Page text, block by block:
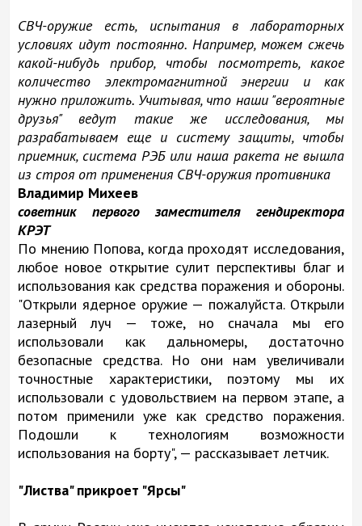
СВЧ-оружие есть, испытания в лабораторных
условиях идут постоянно. Например, можем сжечь
какой-нибудь прибор, чтобы посмотреть, какое
количество электромагнитной энергии и как
нужно приложить. Учитывая, что наши "вероятные
друзья" ведут такие же исследования, мы
разрабатываем еще и систему защиты, чтобы
приемник, система РЭБ или наша ракета не вышла
из строя от применения СВЧ-оружия противника
Владимир Михеев
советник первого заместителя гендиректора
КРЭТ
По мнению Попова, когда проходят исследования,
любое новое открытие сулит перспективы благ и
использования как средства поражения и обороны.
"Открыли ядерное оружие — пожалуйста. Открыли
лазерный луч — тоже, но сначала мы его
использовали как дальномеры, достаточно
безопасные средства. Но они нам увеличивали
точностные характеристики, поэтому мы их
использовали с удовольствием на первом этапе, а
потом применили уже как средство поражения.
Подошли к технологиям возможности
использования на борту", — рассказывает летчик.
"Листва" прикроет "Ярсы"